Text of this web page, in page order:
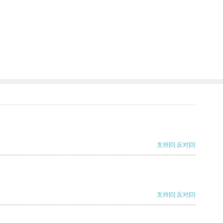
支持[0] 反对[0]
支持[0] 反对[0]